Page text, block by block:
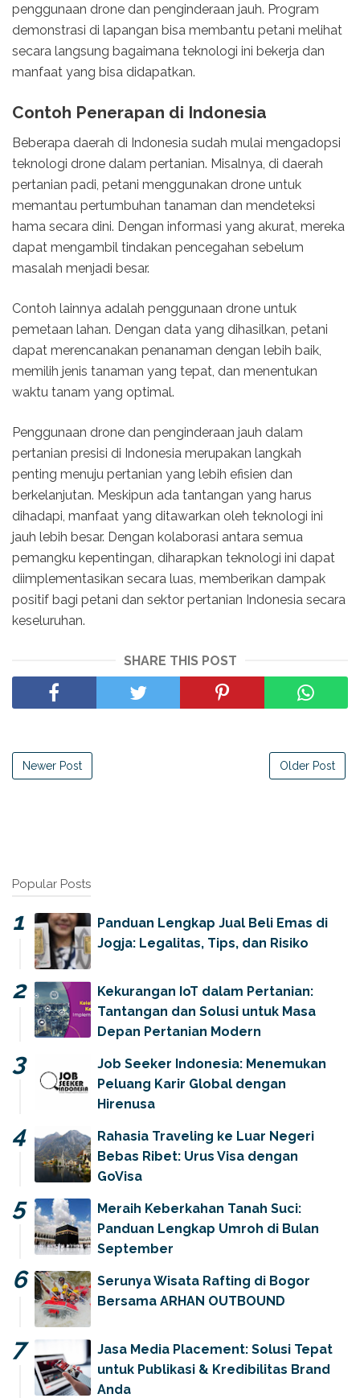
penggunaan drone dan penginderaan jauh. Program
demonstrasi di lapangan bisa membantu petani melihat
secara langsung bagaimana teknologi ini bekerja dan
manfaat yang bisa didapatkan.
Contoh Penerapan di Indonesia
Beberapa daerah di Indonesia sudah mulai mengadopsi
teknologi drone dalam pertanian. Misalnya, di daerah
pertanian padi, petani menggunakan drone untuk
memantau pertumbuhan tanaman dan mendeteksi
hama secara dini. Dengan informasi yang akurat, mereka
dapat mengambil tindakan pencegahan sebelum
masalah menjadi besar.
Contoh lainnya adalah penggunaan drone untuk
pemetaan lahan. Dengan data yang dihasilkan, petani
dapat merencanakan penanaman dengan lebih baik,
memilih jenis tanaman yang tepat, dan menentukan
waktu tanam yang optimal.
Penggunaan drone dan penginderaan jauh dalam
pertanian presisi di Indonesia merupakan langkah
penting menuju pertanian yang lebih efisien dan
berkelanjutan. Meskipun ada tantangan yang harus
dihadapi, manfaat yang ditawarkan oleh teknologi ini
jauh lebih besar. Dengan kolaborasi antara semua
pemangku kepentingan, diharapkan teknologi ini dapat
diimplementasikan secara luas, memberikan dampak
positif bagi petani dan sektor pertanian Indonesia secara
keseluruhan.
SHARE THIS POST
Newer Post Older Post
Popular Posts
Panduan Lengkap Jual Beli Emas di
Jogja: Legalitas, Tips, dan Risiko
Kekurangan IoT dalam Pertanian:
Tantangan dan Solusi untuk Masa
Depan Pertanian Modern
Job Seeker Indonesia: Menemukan
Peluang Karir Global dengan
Hirenusa
Rahasia Traveling ke Luar Negeri
Bebas Ribet: Urus Visa dengan
GoVisa
Meraih Keberkahan Tanah Suci:
Panduan Lengkap Umroh di Bulan
September
Serunya Wisata Rafting di Bogor
Bersama ARHAN OUTBOUND
Jasa Media Placement: Solusi Tepat
untuk Publikasi & Kredibilitas Brand
Anda